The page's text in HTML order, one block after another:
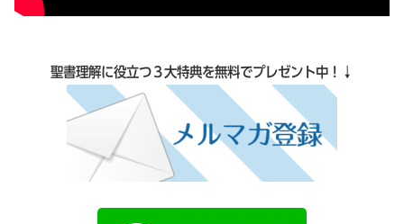
聖書理解に役立つ３大特典を無料でプレゼント中！↓